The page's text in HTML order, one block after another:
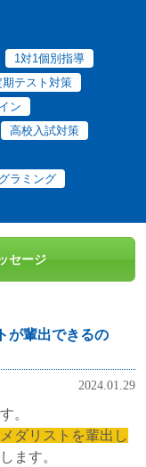
1対1個別指導
期テスト対策
ン
高校入試対策
ラミング
セージ
が輩出できるの
2024.01.29
。
ダリストを輩出し
ます。